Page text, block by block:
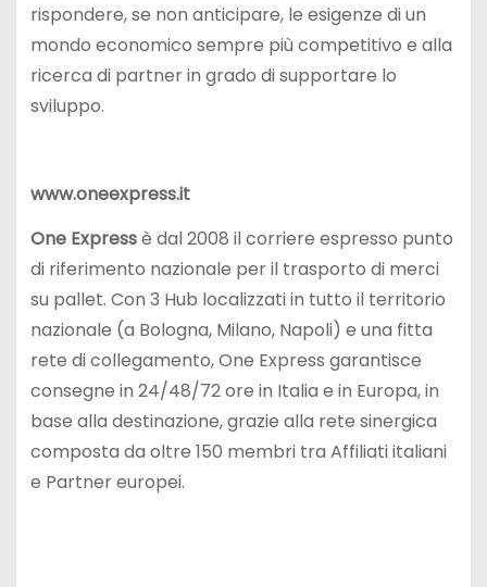
rispondere, se non anticipare, le esigenze di un
mondo economico sempre più competitivo e alla
ricerca di partner in grado di supportare lo
sviluppo.
www.oneexpress.it
One Expressè dal 2008 il corriere espresso punto
di riferimento nazionale per il trasporto di merci
su pallet. Con 3 Hub localizzati in tutto il territorio
nazionale (a Bologna, Milano, Napoli) e una fitta
rete di collegamento, One Express garantisce
consegne in 24/48/72 ore in Italia e in Europa, in
base alla destinazione, grazie alla rete sinergica
composta da oltre 150 membri tra Affiliati italiani
e Partner europei.